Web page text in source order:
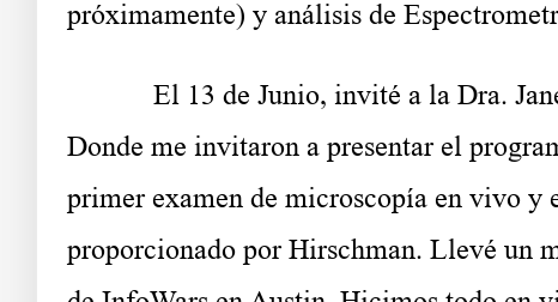
próximamente) y análisis de
El 13 de Junio, invité a la Dra. Jane
Donde me invitaron a presentar el
primer examen de microscopía en vivo y
proporcionado por Hirschman. Llevé un